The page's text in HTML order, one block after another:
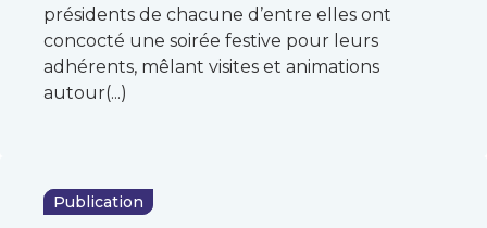
présidents de chacune d’entre elles ont
concocté une soirée festive pour leurs
adhérents, mêlant visites et animations
autour(...)
Publication